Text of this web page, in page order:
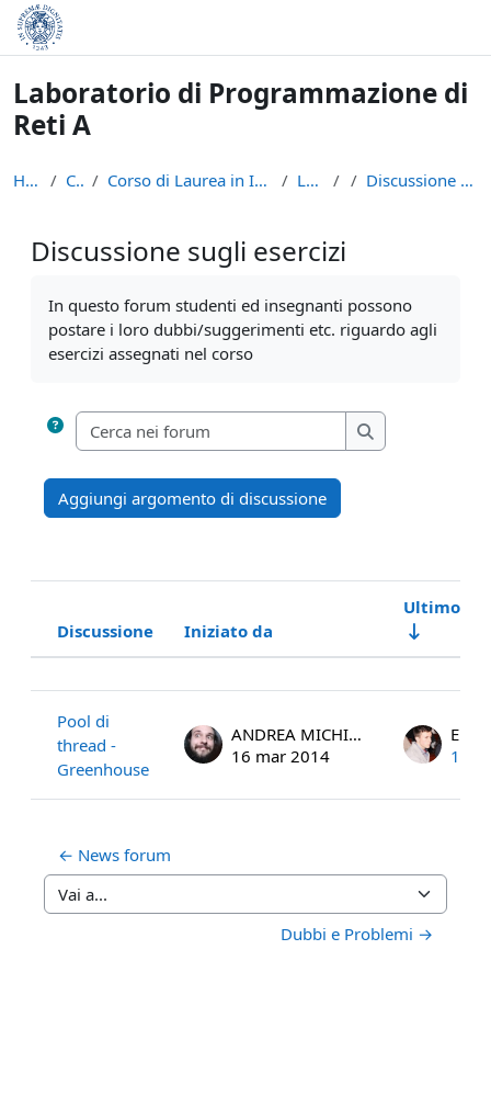
Vai al contenuto principale
Laboratorio di Programmazione di
Reti A
Home Corsi Corso di Laurea in Informatica (L-31) LPR - A Discussione sugli esercizi
Discussione sugli esercizi
In questo forum studenti ed insegnanti possono
postare i loro dubbi/suggerimenti etc. riguardo agli
esercizi assegnati nel corso
Cerca nei forum
Cerca nei forum
Aggiungi argomento di discussione
Stato
Discussione Iniziato da
Ultimo
Pool di
thread -
Greenhouse
ANDREA MICHIENZI
16 mar 2014
19
← News forum
Vai a...
Dubbi e Problemi →